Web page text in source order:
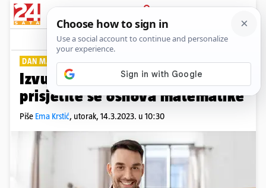
PRIJAVA
Lifestyle Komentari
DAN MATEMATIKE
Izvucite stare školske zadatke i
prisjetite se osnova matematike
Piše Ema Krstić, utorak, 14.3.2023. u 10:30